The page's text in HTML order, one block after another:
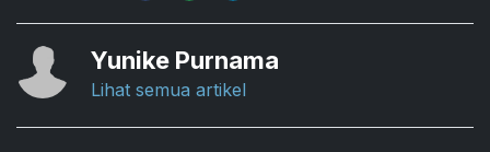
Yunike Purnama
Lihat semua artikel